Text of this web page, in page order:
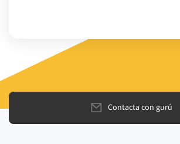
Contacta con gurú